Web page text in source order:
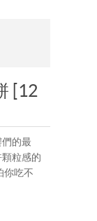
[12
的最
粒感的
你吃不